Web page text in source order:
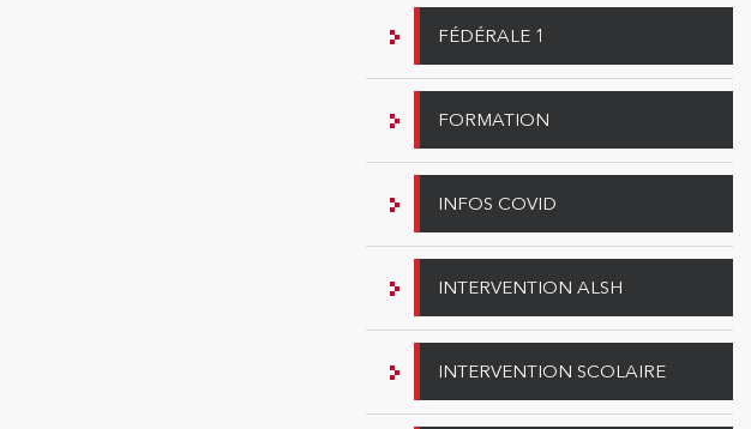
FÉDÉRALE 1
FORMATION
INFOS COVID
INTERVENTION ALSH
INTERVENTION SCOLAIRE